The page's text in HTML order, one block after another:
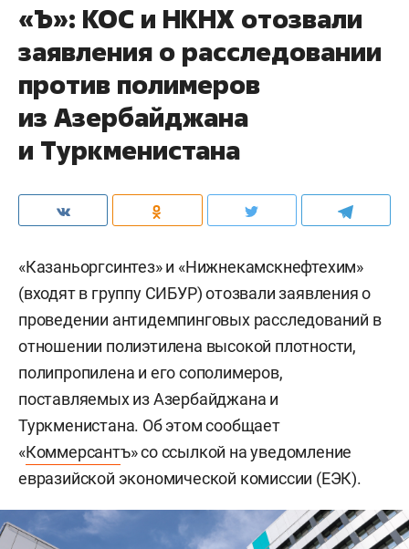
«Ъ»: КОС и НКНХ отозвали
заявления о расследовании
против полимеров
из Азербайджана
и Туркменистана
«Казаньоргсинтез» и «Нижнекамскнефтехим»
(входят в группу СИБУР) отозвали заявления о
проведении антидемпинговых расследований в
отношении полиэтилена высокой плотности,
полипропилена и его сополимеров,
поставляемых из Азербайджана и
Туркменистана. Об этом сообщает
«Коммерсантъ» со ссылкой на уведомление
евразийской экономической комиссии (ЕЭК).